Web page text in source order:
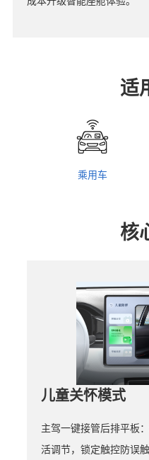
适
乘用车
核
儿童关怀模式
主驾一键接管后排平板
活调节，锁定触控防误